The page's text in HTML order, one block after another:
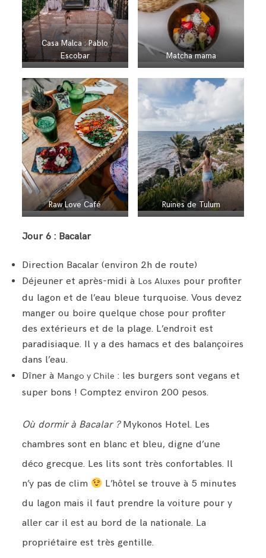
Casa Malca : Pablo
Escobar
Matcha mama
Raw Love Café Ruines de Tulum
Jour 6 : Bacalar
Direction Bacalar (environ 2h de route)
Déjeuner et après-midi à Los Aluxes pour profiter
du lagon et de l’eau bleue turquoise. Vous devez
manger ou boire quelque chose pour profiter
des extérieurs et de la plage. L’endroit est
paradisiaque. Il y a des hamacs et des balançoires
dans l’eau.
Dîner à Mango y Chile : les burgers sont vegans et
super bons ! Comptez environ 200 pesos.
Où dormir à Bacalar ?Mykonos Hotel. Les
chambres sont en blanc et bleu, digne d’une
déco grecque. Les lits sont très confortables. Il
n’y pas de clim
L’hôtel se trouve à 5 minutes
du lagon mais il faut prendre la voiture pour y
aller car il est au bord de la nationale. La
propriétaire est très gentille.